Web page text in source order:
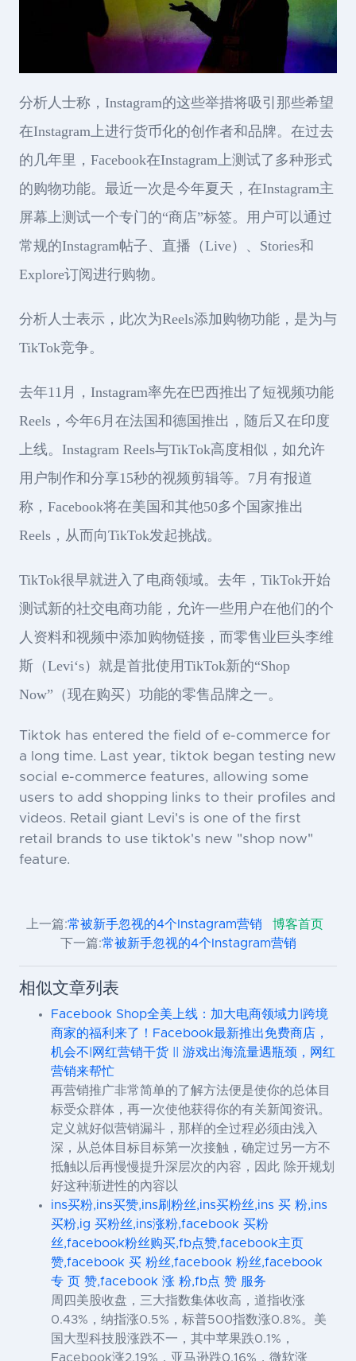
分析人士称，Instagram的这些举措将吸引那些希望
在Instagram上进行货币化的创作者和品牌。在过去
的几年里，Facebook在Instagram上测试了多种形式
的购物功能。最近一次是今年夏天，在Instagram主
屏幕上测试一个专门的“商店”标签。用户可以通过
常规的Instagram帖子、直播（Live）、Stories和
Explore订阅进行购物。
分析人士表示，此次为Reels添加购物功能，是为与
TikTok竞争。
去年11月，Instagram率先在巴西推出了短视频功能
Reels，今年6月在法国和德国推出，随后又在印度
上线。Instagram Reels与TikTok高度相似，如允许
用户制作和分享15秒的视频剪辑等。7月有报道
称，Facebook将在美国和其他50多个国家推出
Reels，从而向TikTok发起挑战。
TikTok很早就进入了电商领域。去年，TikTok开始
测试新的社交电商功能，允许一些用户在他们的个
人资料和视频中添加购物链接，而零售业巨头李维
斯（Levi‘s）就是首批使用TikTok新的“Shop
Now”（现在购买）功能的零售品牌之一。
Tiktok has entered the field of e-commerce for
a long time. Last year, tiktok began testing new
social e-commerce features, allowing some
users to add shopping links to their profiles and
videos. Retail giant Levi's is one of the first
retail brands to use tiktok's new "shop now"
feature.
上一篇:常被新手忽视的4个Instagram营销
博客首页
下一篇:常被新手忽视的4个Instagram营销
相似文章列表
Facebook Shop全美上线：加大电商领域力|跨境
商家的福利来了！Facebook最新推出免费商店，
机会不|网红营销干货 || 游戏出海流量遇瓶颈，网红
营销来帮忙
再营销推广非常简单的了解方法便是使你的总体目
标受众群体，再一次使他获得你的有关新闻资讯。
定义就好似营销漏斗，那样的全过程必须由浅入
深，从总体目标目标第一次接触，确定过另一方不
抵触以后再慢慢提升深层次的內容，因此 除开规划
好这种渐进性的內容以
ins买粉,ins买赞,ins刷粉丝,ins买粉丝,ins 买 粉,ins
买粉,ig 买粉丝,ins涨粉,facebook 买粉
丝,facebook粉丝购买,fb点赞,facebook主页
赞,facebook 买 粉丝,facebook 粉丝,facebook
专 页 赞,facebook 涨 粉,fb点 赞 服务
周四美股收盘，三大指数集体收高，道指收涨
0.43%，纳指涨0.5%，标普500指数涨0.8%。美
国大型科技股涨跌不一，其中苹果跌0.1%，
Facebook涨2.19%，亚马逊跌0.16%，微软涨